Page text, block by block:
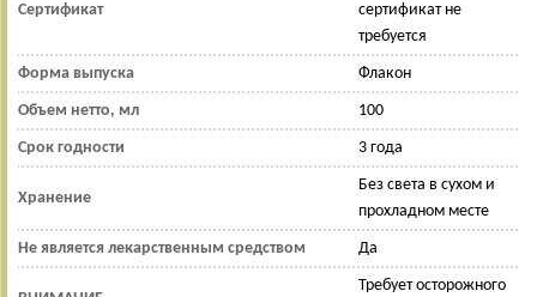
Сертификат
сертификат не
требуется
Форма выпуска Флакон
Объем нетто, мл 100
Срок годности 3 года
Хранение
Без света в сухом и
прохладном месте
Не является лекарственным средством Да
Требует осторожного